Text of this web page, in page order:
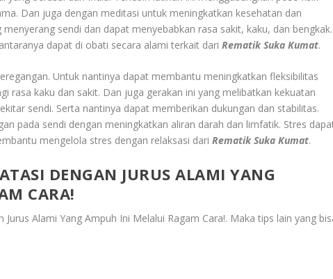
Dan juga dengan meditasi untuk meningkatkan kesehatan dan
sendi dan dapat menyebabkan rasa sakit, kaku, dan bengkak.
dapat di obati secara alami terkait dariRematik Suka Kumat.
Untuk nantinya dapat membantu meningkatkan fleksibilitas
rasa kaku dan sakit. Dan juga gerakan ini yang melibatkan kekuatan
sendi. Serta nantinya dapat memberikan dukungan dan stabilitas.
pada sendi dengan meningkatkan aliran darah dan limfatik. Stres
mengelola stres dengan relaksasi dariRematik Suka Kumat.
DENGAN JURUS ALAMI YANG
CARA!
Alami Yang Ampuh Ini Melalui Ragam Cara!. Maka tips lain yang